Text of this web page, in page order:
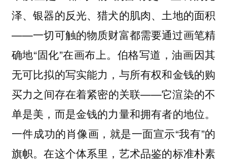
泽、银器的反光、猎犬的肌肉、土地的面积
——一切可触的物质财富都需要通过画笔精
确地“固化”在画布上。伯格写道，油画因其
无可比拟的写实能力，与所有权和金钱的购
买力之间存在着紧密的关联——它渲染的不
单是美，而是金钱的力量和拥有者的地位。
一件成功的肖像画，就是一面宣示“我有”的
旗帜。在这个体系里，艺术品鉴的标准朴素